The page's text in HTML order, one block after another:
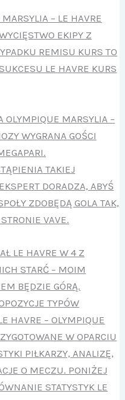
– LE HAVRE
EKIPY Z
REMISU KURS TO
LE HAVRE KURS
OLYMPIQUE MARSYLIA –
WYGRANA GOŚCI
TAKIEJ
DORADZA, ABYŚ
ZDOBĘDĄ GOLA TAK,
VAVE.
LE HAVRE W 4 Z
STARĆ – MOIM
BĘDZIE GÓRĄ.
TYPÓW
HAVRE – OLYMPIQUE
W OPARCIU
PIŁKARZY, ANALIZĘ,
O MECZU. PONIŻEJ
STATYSTYK LE